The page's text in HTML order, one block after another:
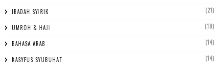
IBADAH SYIRIK (21)
UMROH & HAJI (18)
BAHASA ARAB (14)
KASYFUS SYUBUHAT (14)